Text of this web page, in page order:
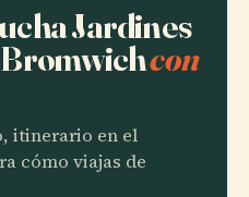
Jardines
Bromwichcon
itinerario en el
cómo viajas de